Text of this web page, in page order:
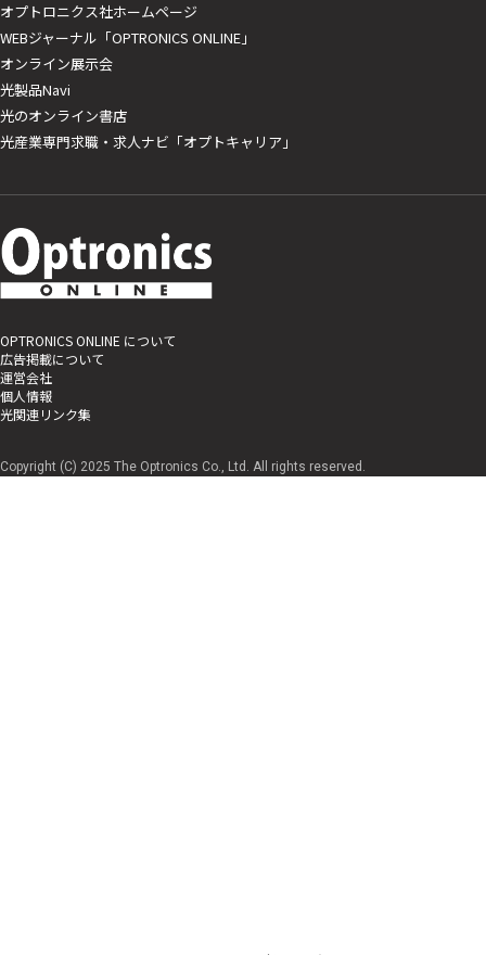
オプトロニクス社ホームページ
WEBジャーナル「OPTRONICS ONLINE」
オンライン展示会
光製品Navi
光のオンライン書店
光産業専門求職・求人ナビ「オプトキャリア」
OPTRONICS ONLINE について
広告掲載について
運営会社
個人情報
光関連リンク集
Copyright (C) 2025 The Optronics Co., Ltd. All rights reserved.